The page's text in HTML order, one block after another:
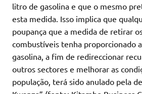
litro de gasolina e que o mesmo
esta medida. Isso implica que
poupança que a medida de retirar
combustíveis tenha proporcionado
gasolina, a fim de redireccionar
outros sectores e melhorar as
população, terá sido anulado pela